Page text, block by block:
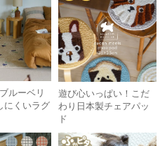
ルーベリ
にくいラグ
遊び心いっぱい！こだ
わり日本製チェアパッ
ド